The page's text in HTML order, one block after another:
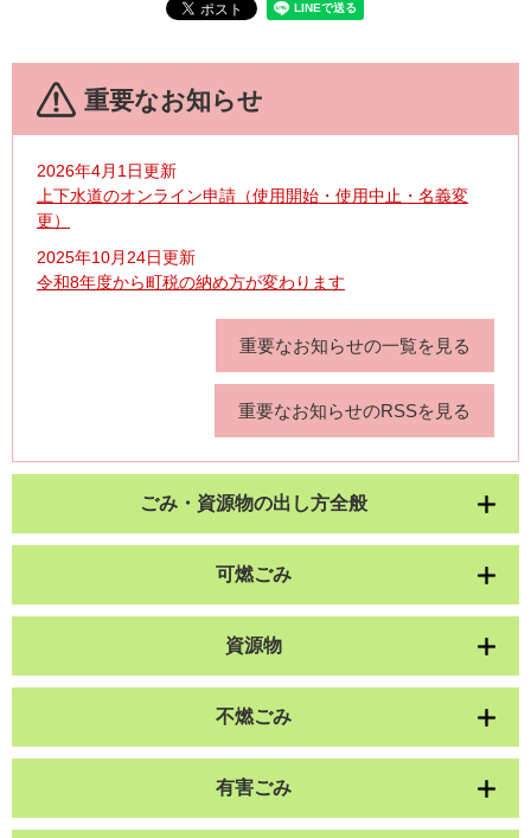
重要なお知らせ
2026年4月1日更新
上下水道のオンライン申請（使用開始・使用中止・名義変
更）
2025年10月24日更新
令和8年度から町税の納め方が変わります
重要なお知らせの一覧を見る
重要なお知らせのRSSを見る
ごみ・資源物の出し方全般
可燃ごみ
資源物
不燃ごみ
有害ごみ